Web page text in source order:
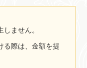
ません。
る際は、金額を提